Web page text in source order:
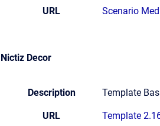
URL Scenario
Nictiz Decor
Description Template
URL Template